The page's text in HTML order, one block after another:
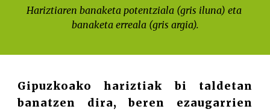
Hariztiaren banaketa potentziala (gris iluna) eta
banaketa erreala (gris argia).
Gipuzkoako hariztiak bi taldetan
banatzen dira, beren ezaugarrien